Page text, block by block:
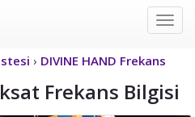
Uydu
› DIVINE HAND Frekans
Frekans Bilgisi